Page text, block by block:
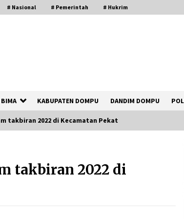
# Nasional # Pemerintah # Hukrim
BIMA KABUPATEN DOMPU DANDIM DOMPU
Ketua DPRD Dompu untuk Dirujuk ke
takbiran 2022 di Kecamatan Pekat
takbiran 2022 di